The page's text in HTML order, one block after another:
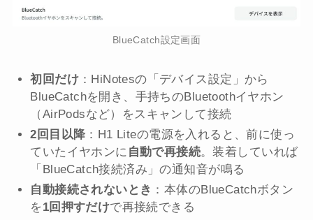
BlueCatch設定画面
初回だけ ：HiNotesの「デバイス設定」から
BlueCatchを開き、手持ちのBluetoothイヤホン
（AirPodsなど）をスキャンして接続
2回目以降 ：H1 Liteの電源を入れると、前に使っ
ていたイヤホンに 自動で再接続。装着していれば
「BlueCatch接続済み」の通知音が鳴る
自動接続されないとき ：本体のBlueCatchボタン
を1回押すだけで再接続できる